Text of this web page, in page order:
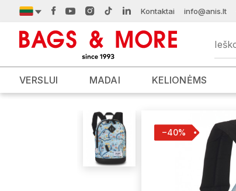
Kontaktai info@anis.lt
VERSLUI MADAI KELIONĖMS
−40%